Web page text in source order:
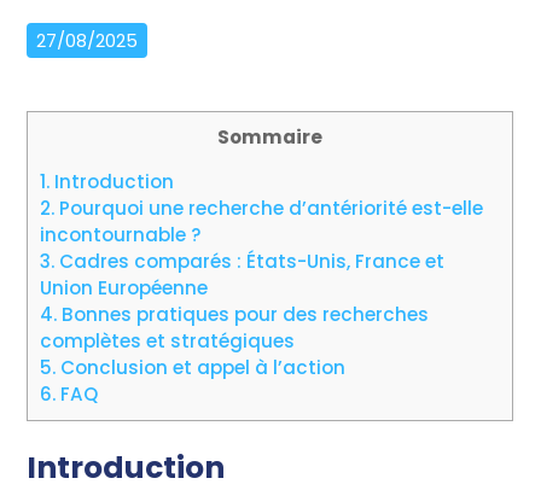
27/08/2025
Sommaire
1. Introduction
2. Pourquoi une recherche d’antériorité est-elle
incontournable ?
3. Cadres comparés : États-Unis, France et
Union Européenne
4. Bonnes pratiques pour des recherches
complètes et stratégiques
5. Conclusion et appel à l’action
6. FAQ
Introduction